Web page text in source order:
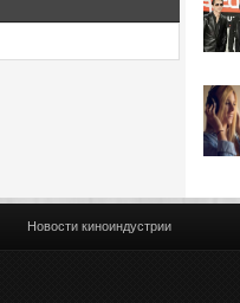
Новости киноиндустрии